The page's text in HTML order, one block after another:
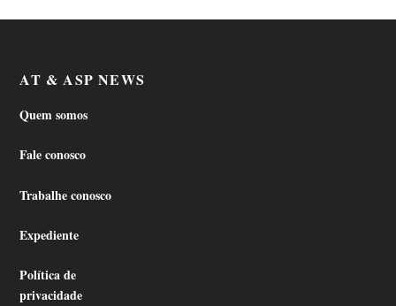
AT & ASP NEWS
Quem somos
Fale conosco
Trabalhe conosco
Expediente
Política de
privacidade